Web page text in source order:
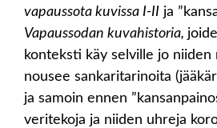
vapaussota kuvissa I-II ja
Vapaussodan kuvahistoria,
konteksti käy selville jo niiden
nousee sankaritarinoita
ja samoin ennen
veritekoja ja niiden uhreja